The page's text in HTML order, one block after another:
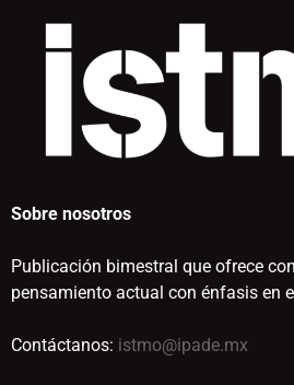
Sobre nosotros
Publicación bimestral que ofrece
pensamiento actual con énfasis en
Contáctanos: istmo@ipade.mx